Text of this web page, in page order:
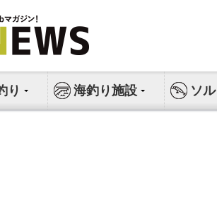
り 海釣り施設 ソ